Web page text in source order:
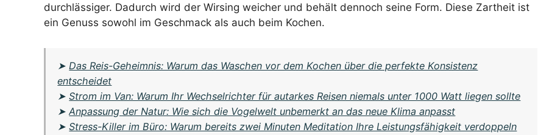
durchlässiger. Dadurch wird der Wirsing weicher und behält dennoch seine Form. Diese Zartheit ist
ein Genuss sowohl im Geschmack als auch beim Kochen.
➤Das Reis-Geheimnis: Warum das Waschen vor dem Kochen über die perfekte Konsistenz
entscheidet
➤Strom im Van: Warum Ihr Wechselrichter für autarkes Reisen niemals unter 1000 Watt liegen sollte
➤Anpassung der Natur: Wie sich die Vogelwelt unbemerkt an das neue Klima anpasst
➤Stress-Killer im Büro: Warum bereits zwei Minuten Meditation Ihre Leistungsfähigkeit verdoppeln